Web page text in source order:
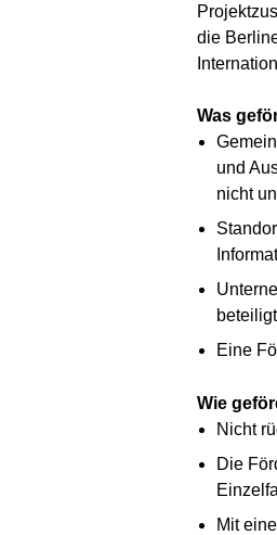
die
Was
und
nicht
Eine
Wie
Nicht
Die
Mit